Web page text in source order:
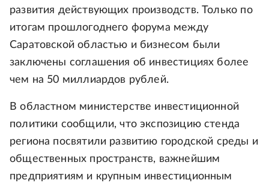
развития действующих производств. Только по
итогам прошлогоднего форума между
Саратовской областью и бизнесом были
заключены соглашения об инвестициях более
чем на 50 миллиардов рублей.
В областном министерстве инвестиционной
политики сообщили, что экспозицию стенда
региона посвятили развитию городской среды и
общественных пространств, важнейшим
предприятиям и крупным инвестиционным